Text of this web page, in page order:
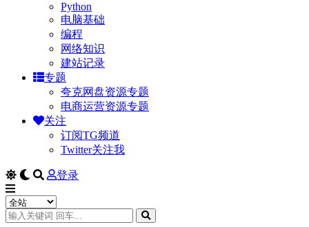
Python
电脑基础
编程
网络知识
建站记录
专题
夸克网盘资源专题
电商运营资源专题
关注
订阅TG频道
Twitter关注我
登录